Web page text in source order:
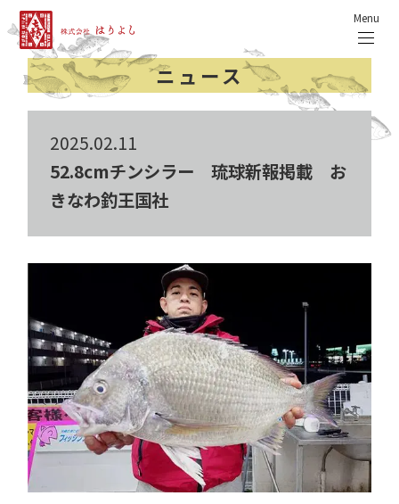
Menu
ニュース
2025.02.11
52.8cmチンシラー 琉球新報掲載 お
きなわ釣王国社